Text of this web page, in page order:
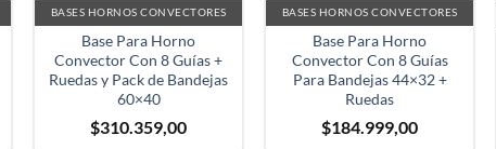
BASES HORNOS CONVECTORES
Base Para Horno
Convector Con 8 Guías +
Ruedas y Pack de Bandejas
60×40
$310.359,00
BASES HORNOS CONVECTORES
Base Para Horno
Convector Con 8 Guías
Para Bandejas 44×32 +
Ruedas
$184.999,00